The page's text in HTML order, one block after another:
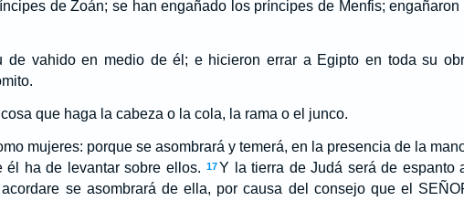
de Zoán; se han engañado los príncipes de Menfis; engañaron
de vahido en medio de él; e hicieron errar a Egipto en toda su
que haga la cabeza o la cola, la rama o el junco.
mujeres: porque se asombrará y temerá, en la presencia de la
él ha de levantar sobre ellos. 17Y la tierra de Judá será de espanto
se asombrará de ella, por causa del consejo que el